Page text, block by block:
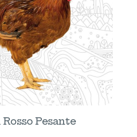
Pesante